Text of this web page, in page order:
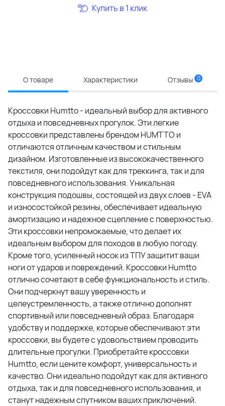
Купить в 1 клик
О товаре Характеристики Отзывы 0
Кроссовки Humtto - идеальный выбор для активного
отдыха и повседневных прогулок. Эти легкие
кроссовки представлены брендом HUMTTO и
отличаются отличным качеством и стильным
дизайном. Изготовленные из высококачественного
текстиля, они подойдут как для треккинга, так и для
повседневного использования. Уникальная
конструкция подошвы, состоящей из двух слоев - EVA
и износостойкой резины, обеспечивает идеальную
амортизацию и надежное сцепление с поверхностью.
Эти кроссовки непромокаемые, что делает их
идеальным выбором для походов в любую погоду.
Кроме того, усиленный носок из ТПУ защитит ваши
ноги от ударов и повреждений. Кроссовки Humtto
отлично сочетают в себе функциональность и стиль.
Они подчеркнут вашу уверенность и
целеустремленность, а также отлично дополнят
спортивный или повседневный образ. Благодаря
удобству и поддержке, которые обеспечивают эти
кроссовки, вы будете с удовольствием проводить
длительные прогулки. Приобретайте кроссовки
Humtto, если цените комфорт, универсальность и
качество. Они идеально подойдут как для активного
отдыха, так и для повседневного использования, и
станут надежным спутником ваших приключений.